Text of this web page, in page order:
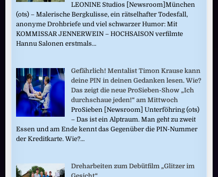
LEONINE Studios [Newsroom]München
(ots) – Malerische Bergkulisse, ein rätselhafter Todesfall,
anonyme Drohbriefe und viel schwarzer Humor: Mit
KOMMISSAR JENNERWEIN – HOCHSAISON verfilmte
Hannu Salonen erstmals...
Gefährlich! Mentalist Timon Krause kann
deine PIN in deinen Gedanken lesen. Wie?
Das zeigt die neue ProSieben-Show „Ich
durchschaue jeden!“ am Mittwoch
ProSieben [Newsroom] Unterföhring (ots)
– Das ist ein Alptraum. Man geht zu zweit
Essen und am Ende kennt das Gegenüber die PIN-Nummer
der Kreditkarte. Wie?...
Dreharbeiten zum Debütfilm „Glitzer im